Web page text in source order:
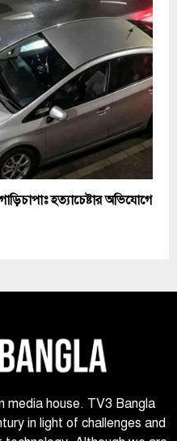
হত্যাচেষ্টার অভিযোগে
media house. TV3 Bangla
in light of challenges and